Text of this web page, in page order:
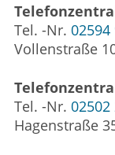
Tel. -Nr. 02594
Vollenstraße
Tel. -Nr. 02502
Hagenstraße